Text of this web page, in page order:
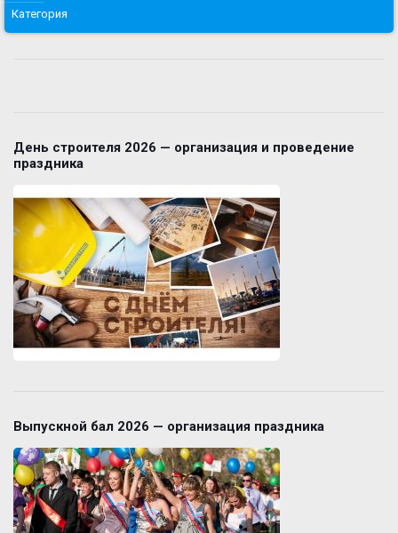
Категория
День строителя 2026 — организация и проведение
праздника
Выпускной бал 2026 — организация праздника